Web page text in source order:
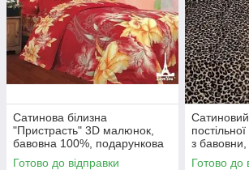
Сатинова білизна
"Пристрасть" 3D малюнок,
бавовна 100%, подарункова
упаковка полуторний
Готово до відправки
з
упаковка
Готово до